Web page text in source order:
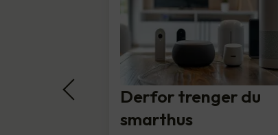
Derfor trenger du
smarthus